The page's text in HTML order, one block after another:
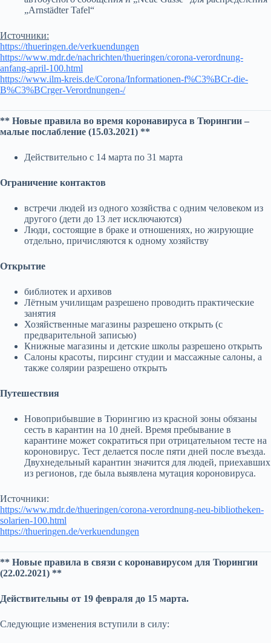
„Arnstädter Tafel“
Источники:
https://thueringen.de/verkuendungen
https://www.mdr.de/nachrichten/thueringen/corona-verordnung-
anfang-april-100.html
https://www.ilm-kreis.de/Corona/Informationen-f%C3%BCr-die-
B%C3%BCrger-Verordnungen-/
** Новые правила во время коронавируса в Тюрингии –
малые послабление (15.03.2021) **
Действительно с 14 марта по 31 марта
Ограничение контактов
встречи людей из одного хозяйства с одним человеком из
другого (дети до 13 лет исключаются)
Люди, состоящие в браке и отношениях, но жирующие
отдельно, причисляются к одному хозяйству
Открытие
библиотек и архивов
Лётным училищам разрешено проводить практические
занятия
Хозяйственные магазины разрешено открыть (с
предварительной записью)
Книжные магазины и детские школы разрешено открыть
Салоны красоты, пирсинг студии и массажные салоны, а
также солярии разрешено открыть
Путешествия
Новоприбывшие в Тюрингию из красной зоны обязаны
сесть в карантин на 10 дней. Время пребывание в
карантине может сократиться при отрицательном тесте на
короновирус. Тест делается после пяти дней после въезда.
Двухнедельный карантин значится для людей, приехавших
из регионов, где была выявлена мутация короновируса.
Источники:
https://www.mdr.de/thueringen/corona-verordnung-neu-bibliotheken-
solarien-100.html
https://thueringen.de/verkuendungen
** Новые правила в связи с коронавирусом для Тюрингии
(22.02.2021) **
Действительны от 19 февраля до 15 марта.
Следующие изменения вступили в силу: